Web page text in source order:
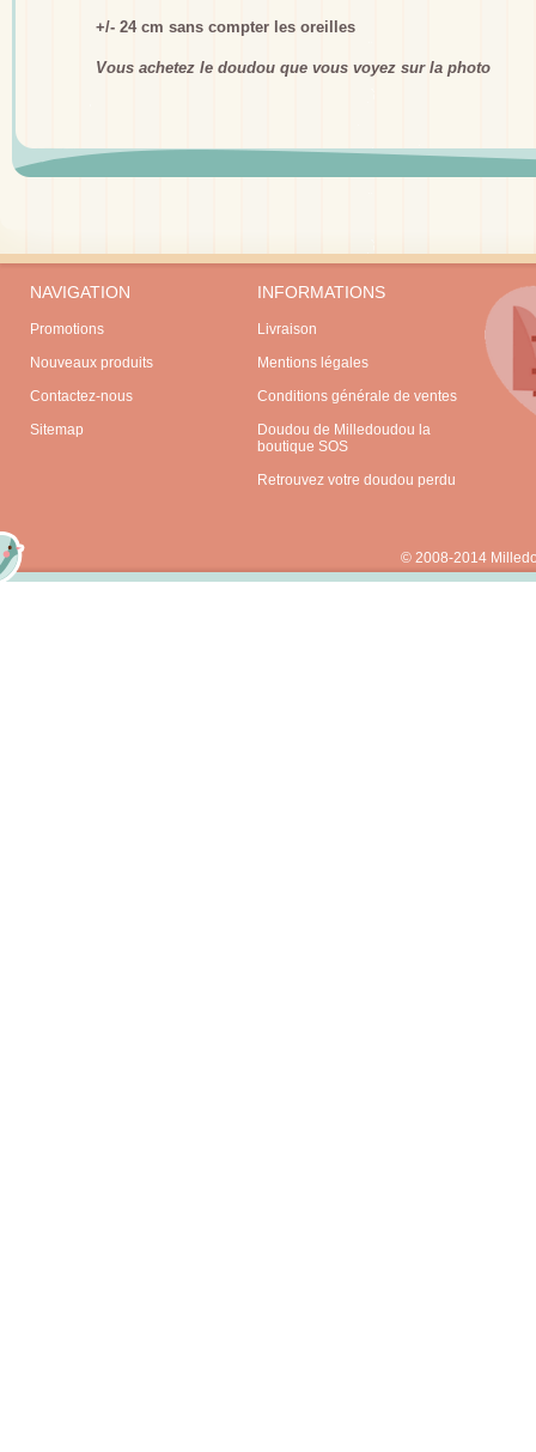
+/- 24 cm sans compter les oreilles
Vous achetez le doudou que vous voyez sur la photo
NAVIGATION
Promotions
Nouveaux produits
Contactez-nous
Sitemap
INFORMATIONS
Livraison
Mentions légales
Conditions générale de ventes
Doudou de Milledoudou la
boutique SOS
Retrouvez votre doudou perdu
© 2008-2014